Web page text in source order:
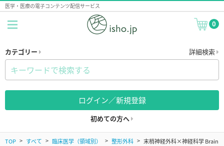
医学・医療の電子コンテンツ配信サービス
0
カテゴリー 詳細検索
ログイン／新規登録
初めての方へ
TOP すべて 臨床医学（領域別） 整形外科
末梢神経外科×神経科学 Brain